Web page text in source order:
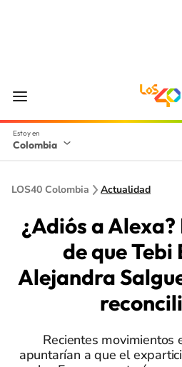
Colombia
LOS40 Colombia Actualidad
¿Adiós a
de que Tebi
Alejandra
Recientes movimientos
apuntarían a que el